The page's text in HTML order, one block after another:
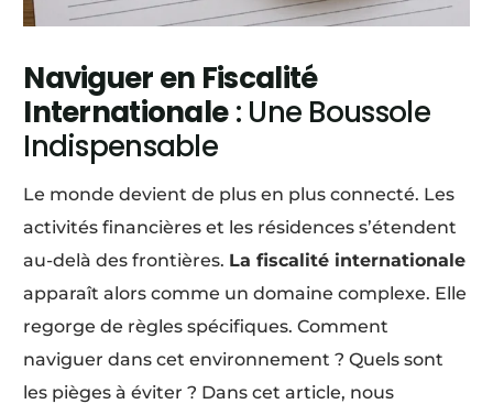
Naviguer en Fiscalité
Internationale: Une Boussole
Indispensable
Le monde devient de plus en plus connecté. Les
activités financières et les résidences s’étendent
au-delà des frontières. La fiscalité internationale
apparaît alors comme un domaine complexe. Elle
regorge de règles spécifiques. Comment
naviguer dans cet environnement ? Quels sont
les pièges à éviter ? Dans cet article, nous